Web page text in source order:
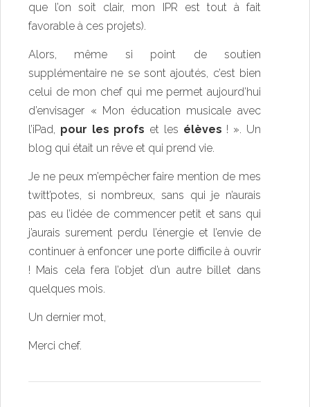
que l’on soit clair, mon IPR est tout à fait
favorable à ces projets).
Alors, même si point de soutien
supplémentaire ne se sont ajoutés, c’est bien
celui de mon chef qui me permet aujourd’hui
d’envisager « Mon éducation musicale avec
l’iPad, pour les profs et les élèves ! ». Un
blog qui était un rêve et qui prend vie.
Je ne peux m’empêcher faire mention de mes
twitt’potes, si nombreux, sans qui je n’aurais
pas eu l’idée de commencer petit et sans qui
j’aurais surement perdu l’énergie et l’envie de
continuer à enfoncer une porte difficile à ouvrir
! Mais cela fera l’objet d’un autre billet dans
quelques mois.
Un dernier mot,
Merci chef.